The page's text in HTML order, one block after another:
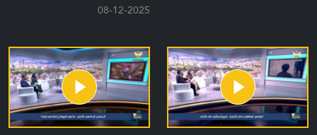
08-12-2025